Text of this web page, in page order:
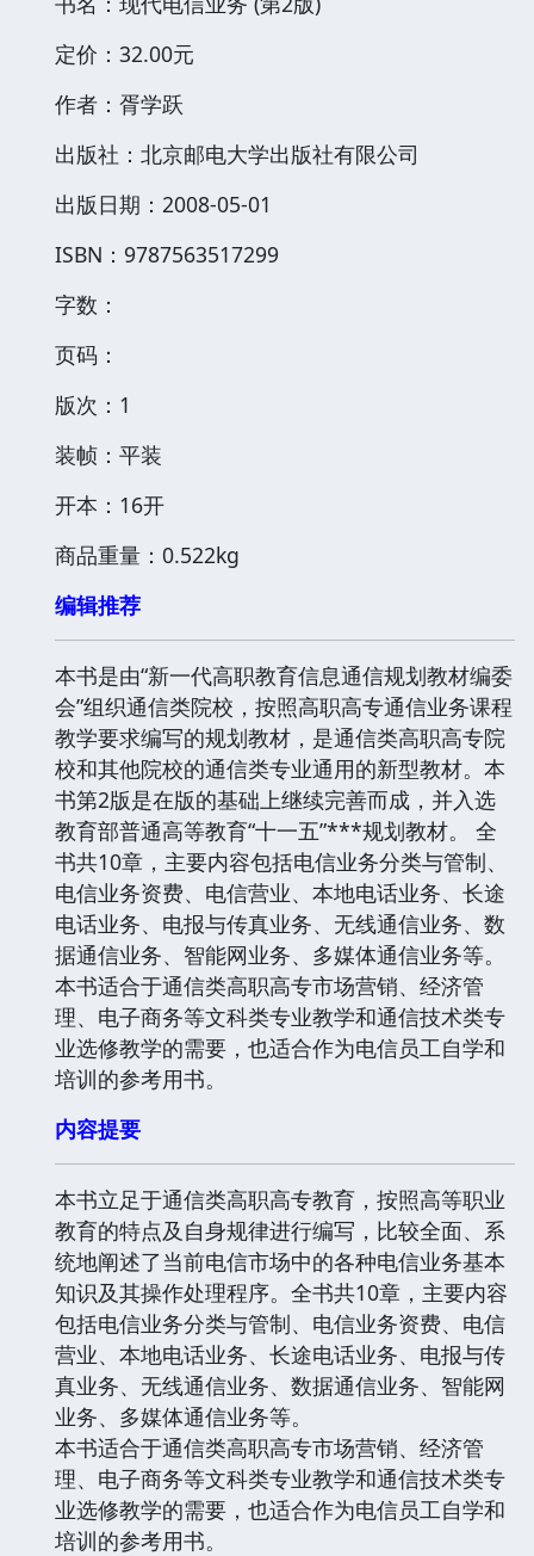
定价：32.00元
作者：胥学跃
出版社：北京邮电大学出版社有限公司
出版日期：2008-05-01
ISBN：9787563517299
字数：
页码：
版次：1
装帧：平装
开本：16开
商品重量：0.522kg
编辑推荐
本书是由“新一代高职教育信息通信规划教材编委
会”组织通信类院校，按照高职高专通信业务课程
教学要求编写的规划教材，是通信类高职高专院
校和其他院校的通信类专业通用的新型教材。本
书第2版是在版的基础上继续完善而成，并入选
教育部普通高等教育“十一五”***规划教材。 全
书共10章，主要内容包括电信业务分类与管制、
电信业务资费、电信营业、本地电话业务、长途
电话业务、电报与传真业务、无线通信业务、数
据通信业务、智能网业务、多媒体通信业务等。
本书适合于通信类高职高专市场营销、经济管
理、电子商务等文科类专业教学和通信技术类专
业选修教学的需要，也适合作为电信员工自学和
培训的参考用书。
内容提要
本书立足于通信类高职高专教育，按照高等职业
教育的特点及自身规律进行编写，比较全面、系
统地阐述了当前电信市场中的各种电信业务基本
知识及其操作处理程序。全书共10章，主要内容
包括电信业务分类与管制、电信业务资费、电信
营业、本地电话业务、长途电话业务、电报与传
真业务、无线通信业务、数据通信业务、智能网
业务、多媒体通信业务等。
本书适合于通信类高职高专市场营销、经济管
理、电子商务等文科类专业教学和通信技术类专
业选修教学的需要，也适合作为电信员工自学和
培训的参考用书。